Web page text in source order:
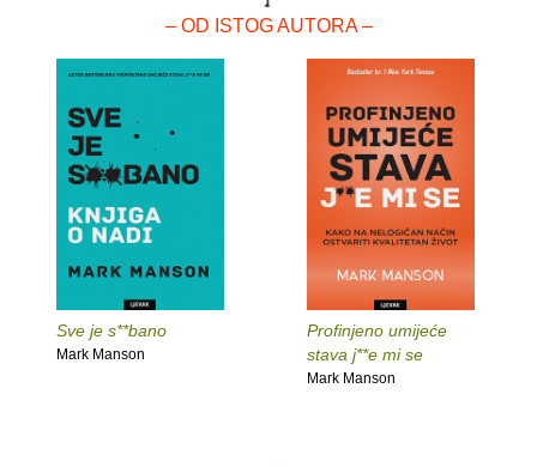
– OD ISTOG AUTORA –
Sve je s**bano
Mark Manson
Profinjeno umijeće
stava j**e mi se
Mark Manson